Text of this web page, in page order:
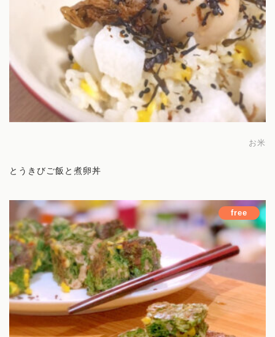
お米
とうきびご飯と煮卵丼
free